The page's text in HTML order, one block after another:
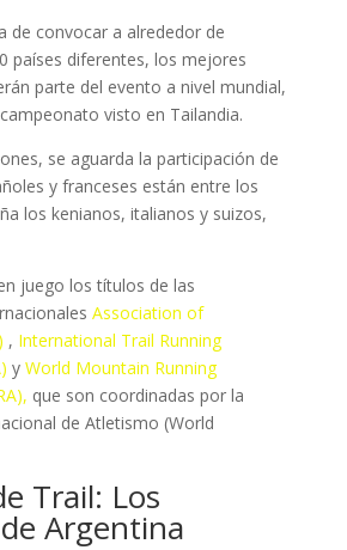
de convocar a alrededor de
países diferentes, los mejores
parte del evento a nivel mundial,
visto en Tailandia.
se aguarda la participación de
y franceses están entre los
los kenianos, italianos y suizos,
juego los títulos de las
Association of
, International Trail Running
y World Mountain Running
que son coordinadas por la
de Atletismo (World
Trail: Los
Argentina